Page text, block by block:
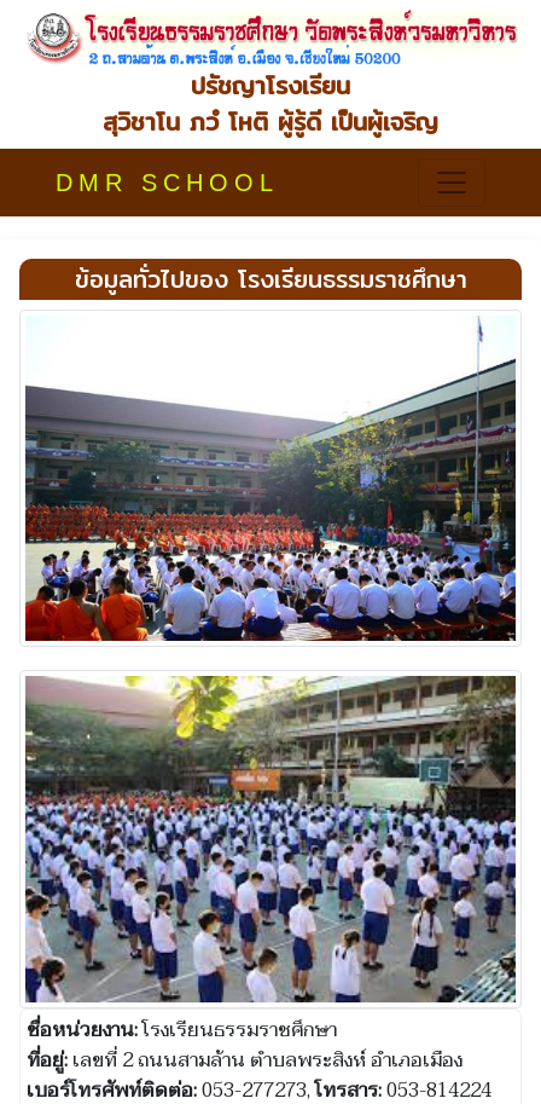
ปรัชญาโรงเรียน
สุวิชาโน ภวํ โหติ ผู้รู้ดี เป็นผู้เจริญ
DMR SCHOOL
ข้อมูลทั่วไปของ โรงเรียนธรรมราชศึกษา
ชื่อหน่วยงาน:โรงเรียนธรรมราชศึกษา
ที่อยู่:เลขที่ 2 ถนนสามล้าน ตำบลพระสิงห์ อำเภอเมือง
เบอร์โทรศัพท์ติดต่อ:053-277273,โทรสาร:053-814224